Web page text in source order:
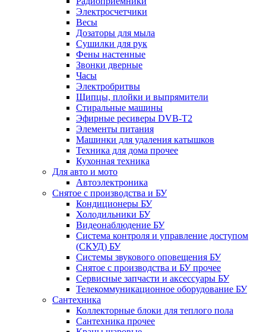
Электросчетчики
Весы
Дозаторы для мыла
Сушилки для рук
Фены настенные
Звонки дверные
Часы
Электробритвы
Щипцы, плойки и выпрямители
Стиральные машины
Эфирные ресиверы DVB-T2
Элементы питания
Машинки для удаления катышков
Техника для дома прочее
Кухонная техника
Для авто и мото
Автоэлектроника
Снятое с производства и БУ
Кондиционеры БУ
Холодильники БУ
Видеонаблюдение БУ
Система контроля и управление доступом
(СКУД) БУ
Системы звукового оповещения БУ
Снятое с производства и БУ прочее
Сервисные запчасти и аксессуары БУ
Телекоммуникационное оборудование БУ
Сантехника
Коллекторные блоки для теплого пола
Сантехника прочее